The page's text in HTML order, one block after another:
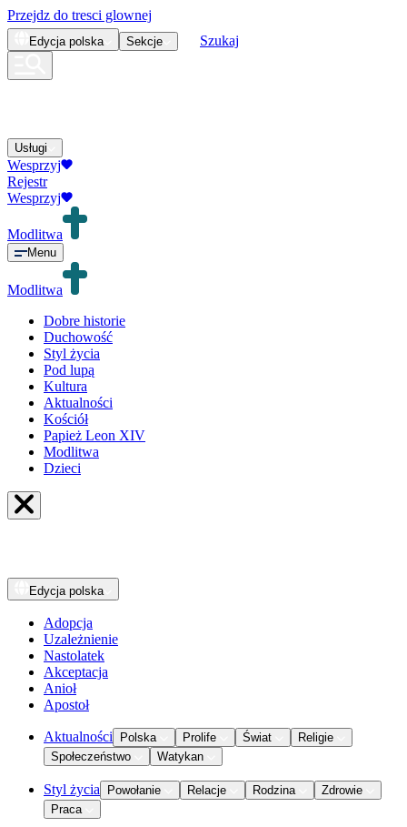
Przejdz do tresci glownej
Edycja polska Sekcje Szukaj
Usługi
Wesprzyj
Rejestr
Wesprzyj
Modlitwa
Menu
Modlitwa
Dobre historie
Duchowość
Styl życia
Pod lupą
Kultura
Aktualności
Kościół
Papież Leon XIV
Modlitwa
Dzieci
Edycja polska
Adopcja
Uzależnienie
Nastolatek
Akceptacja
Anioł
Apostoł
Aktualności Polska Prolife Świat
Religie
Społeczeństwo
Watykan
Styl życia Powołanie Relacje Rodzina
Zdrowie
Praca